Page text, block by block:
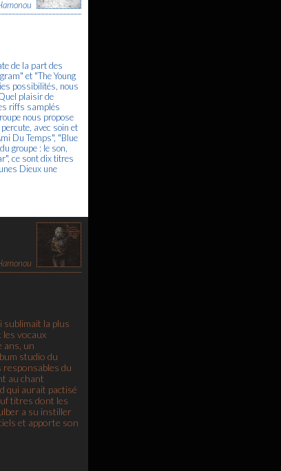
de la part des
et "The Young
possibilités, nous
plaisir de
riffs samplés
nous propose
avec soin et
Du Temps", "Blue
groupe : le son,
ce sont dix titres
Dieux une
la plus
vocaux
ans, un
studio du
responsables du
au chant
qui aurait pactisé
titres dont les
a su instiller
et apporte son